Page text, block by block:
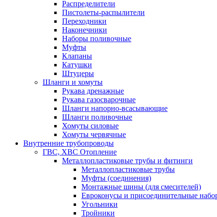
Распределители
Пистолеты-распылители
Переходники
Наконечники
Наборы поливочные
Муфты
Клапаны
Катушки
Штуцеры
Шланги и хомуты
Рукава дренажные
Рукава газосварочные
Шланги напорно-всасывающие
Шланги поливочные
Хомуты силовые
Хомуты червячные
Внутренние трубопроводы
ГВС, ХВС Отопление
Металлопластиковые трубы и фитинги
Металлопластиковые трубы
Муфты (соединения)
Монтажные шины (для смесителей)
Евроконусы и присоединительные
Угольники
Тройники